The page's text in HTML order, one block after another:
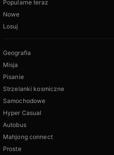
Popularne teraz
Nowe
Losuj
Geografia
Misja
Pisanie
Strzelanki kosmiczne
Samochodowe
Hyper Casual
Autobus
Mahjong connect
Proste